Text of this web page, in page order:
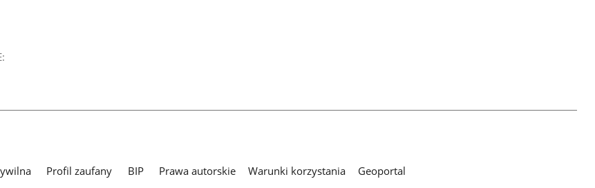
Profil zaufany BIP Prawa autorskie Warunki korzystania
Geoportal